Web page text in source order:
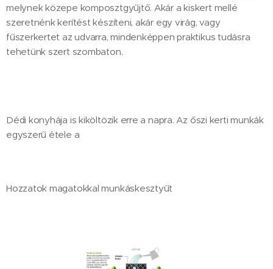
melynek közepe komposztgyűjtő. Akár a kiskert mellé
szeretnénk kerítést készíteni, akár egy virág, vagy
fűszerkertet az udvarra, mindenképpen praktikus tudásra
tehetünk szert szombaton.
Dédi konyhája is kiköltözik erre a napra. Az őszi kerti munkák
egyszerű étele a
Hozzatok magatokkal munkáskesztyűt